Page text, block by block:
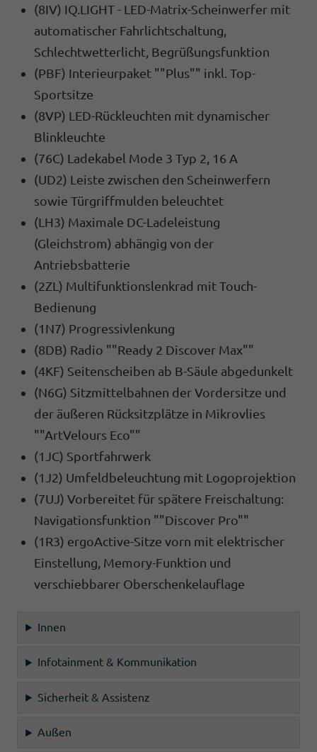
(8IV) IQ.LIGHT - LED-Matrix-Scheinwerfer mit
automatischer Fahrlichtschaltung,
Schlechtwetterlicht, Begrüßungsfunktion
(PBF) Interieurpaket ""Plus"" inkl. Top-
Sportsitze
(8VP) LED-Rückleuchten mit dynamischer
Blinkleuchte
(76C) Ladekabel Mode 3 Typ 2, 16 A
(UD2) Leiste zwischen den Scheinwerfern
sowie Türgriffmulden beleuchtet
(LH3) Maximale DC-Ladeleistung
(Gleichstrom) abhängig von der
Antriebsbatterie
(2ZL) Multifunktionslenkrad mit Touch-
Bedienung
(1N7) Progressivlenkung
(8DB) Radio ""Ready 2 Discover Max""
(4KF) Seitenscheiben ab B-Säule abgedunkelt
(N6G) Sitzmittelbahnen der Vordersitze und
der äußeren Rücksitzplätze in Mikrovlies
""ArtVelours Eco""
(1JC) Sportfahrwerk
(1J2) Umfeldbeleuchtung mit Logoprojektion
(7UJ) Vorbereitet für spätere Freischaltung:
Navigationsfunktion ""Discover Pro""
(1R3) ergoActive-Sitze vorn mit elektrischer
Einstellung, Memory-Funktion und
verschiebbarer Oberschenkelauflage
Innen
Infotainment & Kommunikation
Sicherheit & Assistenz
Außen